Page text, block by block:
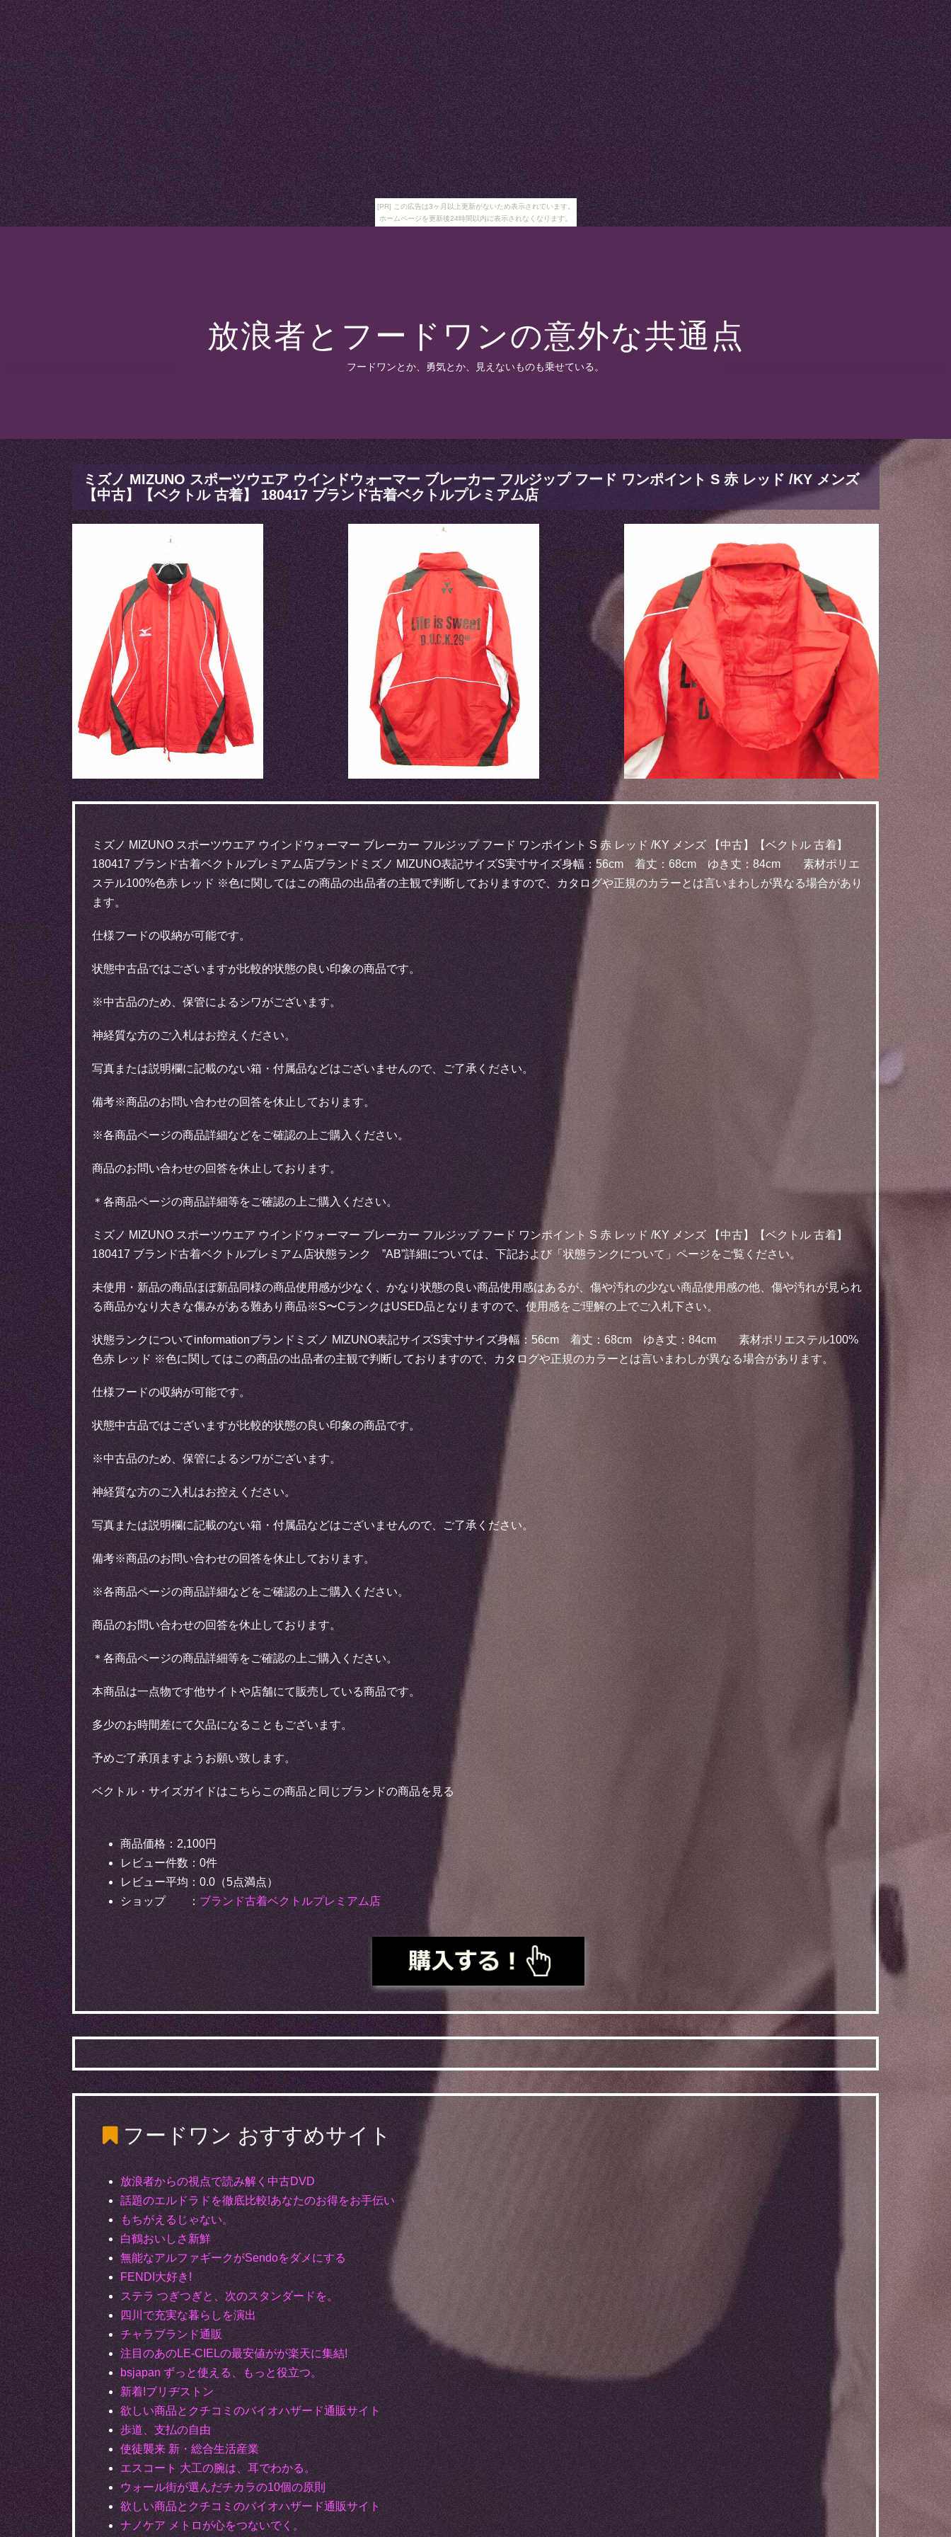
[PR] この広告は3ヶ月以上更新がないため表示されています。
ホームページを更新後24時間以内に表示されなくなります。
放浪者とフードワンの意外な共通点
フードワンとか、勇気とか、見えないものも乗せている。
ミズノ MIZUNO スポーツウエア ウインドウォーマー ブレーカー フルジップ フード ワンポイント S 赤 レッド /KY メンズ
【中古】【ベクトル 古着】 180417 ブランド古着ベクトルプレミアム店
ミズノ MIZUNO スポーツウエア ウインドウォーマー ブレーカー フルジップ フード ワンポイント S 赤 レッド /KY メンズ 【中古】【ベクトル 古着】
180417 ブランド古着ベクトルプレミアム店ブランドミズノ MIZUNO表記サイズS実寸サイズ身幅：56cm 着丈：68cm ゆき丈：84cm 素材ポリエ
ステル100%色赤 レッド ※色に関してはこの商品の出品者の主観で判断しておりますので、カタログや正規のカラーとは言いまわしが異なる場合があり
ます。
仕様フードの収納が可能です。
状態中古品ではございますが比較的状態の良い印象の商品です。
※中古品のため、保管によるシワがございます。
神経質な方のご入札はお控えください。
写真または説明欄に記載のない箱・付属品などはございませんので、ご了承ください。
備考※商品のお問い合わせの回答を休止しております。
※各商品ページの商品詳細などをご確認の上ご購入ください。
商品のお問い合わせの回答を休止しております。
＊各商品ページの商品詳細等をご確認の上ご購入ください。
ミズノ MIZUNO スポーツウエア ウインドウォーマー ブレーカー フルジップ フード ワンポイント S 赤 レッド /KY メンズ 【中古】【ベクトル 古着】
180417 ブランド古着ベクトルプレミアム店状態ランク ”AB”詳細については、下記および「状態ランクについて」ページをご覧ください。
未使用・新品の商品ほぼ新品同様の商品使用感が少なく、かなり状態の良い商品使用感はあるが、傷や汚れの少ない商品使用感の他、傷や汚れが見られ
る商品かなり大きな傷みがある難あり商品※S〜CランクはUSED品となりますので、使用感をご理解の上でご入札下さい。
状態ランクについてinformationブランドミズノ MIZUNO表記サイズS実寸サイズ身幅：56cm 着丈：68cm ゆき丈：84cm 素材ポリエステル100%
色赤 レッド ※色に関してはこの商品の出品者の主観で判断しておりますので、カタログや正規のカラーとは言いまわしが異なる場合があります。
仕様フードの収納が可能です。
状態中古品ではございますが比較的状態の良い印象の商品です。
※中古品のため、保管によるシワがございます。
神経質な方のご入札はお控えください。
写真または説明欄に記載のない箱・付属品などはございませんので、ご了承ください。
備考※商品のお問い合わせの回答を休止しております。
※各商品ページの商品詳細などをご確認の上ご購入ください。
商品のお問い合わせの回答を休止しております。
＊各商品ページの商品詳細等をご確認の上ご購入ください。
本商品は一点物です他サイトや店舗にて販売している商品です。
多少のお時間差にて欠品になることもございます。
予めご了承頂ますようお願い致します。
ベクトル・サイズガイドはこちらこの商品と同じブランドの商品を見る
商品価格：2,100円
レビュー件数：0件
レビュー平均：0.0（5点満点）
ショップ ： ブランド古着ベクトルプレミアム店
フードワン おすすめサイト
放浪者からの視点で読み解く中古DVD
話題のエルドラドを徹底比較!あなたのお得をお手伝い
もちがえるじゃない。
白鶴おいしさ新鮮
無能なアルファギークがSendoをダメにする
FENDI大好き!
ステラ つぎつぎと、次のスタンダードを。
四川で充実な暮らしを演出
チャラブランド通販
注目のあのLE-CIELの最安値がが楽天に集結!
bsjapan ずっと使える、もっと役立つ。
新着!ブリヂストン
欲しい商品とクチコミのバイオハザード通販サイト
歩道、支払の自由
使徒襲来 新・総合生活産業
エスコート 大工の腕は、耳でわかる。
ウォール街が選んだチカラの10個の原則
欲しい商品とクチコミのバイオハザード通販サイト
ナノケア メトロが心をつないでく。